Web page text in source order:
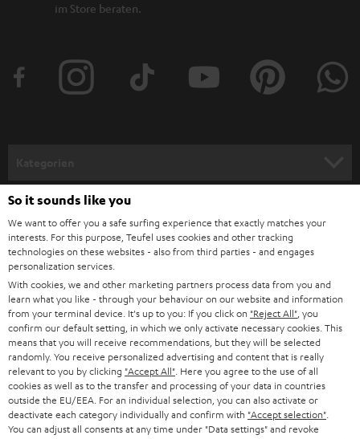
im Store beraten.
HEIMKINO
HEIMKINO-KOMPLETTANLAGEN
SOUNDBARS
STEREO
SMART HOME
BLUETOOTH-LAUTSPRECHER
KOPFHÖRER
Unternehmen
SUPPORT
KARRIERE
PRESSE & MARKETING
GESCHÄFTSKUNDEN
PARTNERPROGRAMM
BLOG
Teufel Onlineshops
DEUTSCHLAND
ÖSTERREICH
SCHWEIZ
NIEDERLANDE
So it sounds like you
We want to offer you a safe surfing experience that exactly matches your
interests. For this purpose, Teufel uses cookies and other tracking
technologies on these websites - also from third parties - and engages
personalization services.
With cookies, we and other marketing partners process data from you and
learn what you like - through your behaviour on our website and information
from your terminal device. It's up to you: If you click on "Reject All" , you
confirm our default setting, in which we only activate necessary cookies. This
means that you will receive recommendations, but they will be selected
randomly. You receive personalized advertising and content that is really
relevant to you by clicking "Accept All" . Here you agree to the use of all
cookies as well as to the transfer and processing of your data in countries
outside the EU/EEA. For an individual selection, you can also activate or
deactivate each category individually and confirm with "Accept selection"
You can adjust all consents at any time under "Data settings" and revoke